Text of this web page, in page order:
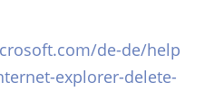
/de-de/help
explorer-delete-